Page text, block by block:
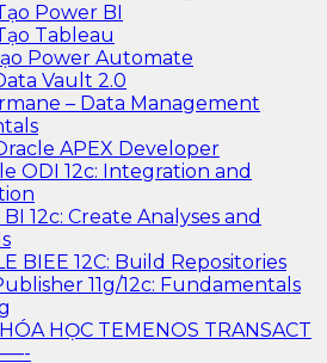
Power BI
Tableau
Power Automate
Vault 2.0
– Data Management
APEX Developer
ODI 12c: Integration and
12c: Create Analyses and
BIEE 12C: Build Repositories
11g/12c: Fundamentals
HỌC TEMENOS TRANSACT